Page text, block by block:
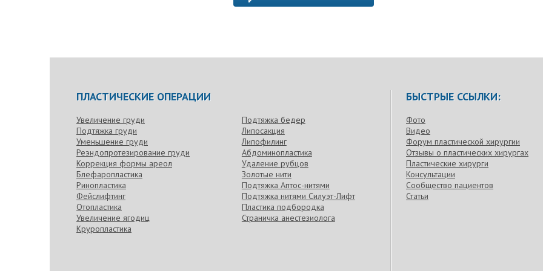
Крутой носик)) Я тоже сделала у Владислава Семеновича ринопластику
ПЛАСТИЧЕСКИЕ ОПЕРАЦИИ
Увеличение груди
Подтяжка груди
Уменьшение груди
Реэндопротезирование груди
Коррекция формы ареол
Блефаропластика
Ринопластика
Фейслифтинг
Отопластика
Увеличение ягодиц
Круропластика
Подтяжка бедер
Липосакция
Липофилинг
Абдоминопластика
Удаление рубцов
Золотые нити
Подтяжка Аптос-нитями
Подтяжка нитями Силуэт-Лифт
Пластика подбородка
Страничка анестезиолога
БЫСТРЫЕ ССЫЛКИ:
Фото
Видео
Форум пластической хирургии
Отзывы о пластических хирургах
Пластические хирурги
Консультации
Сообщество пациентов
Статьи